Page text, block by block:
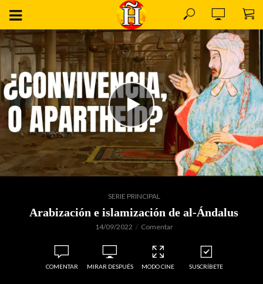
SERIE PRINCIPAL
Arabización e islamización de al-Ándalus
14/09/2022 Comentar
COMENTAR MIRAR DESPUÉS MODO CINE SUSCRÍBETE